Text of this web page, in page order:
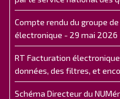
Compte rendu du groupe
électronique - 29 mai 2026
RT Facturation électronique
données, des filtres, et
Schéma Directeur du